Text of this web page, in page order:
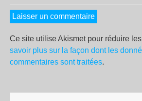
Ce site utilise Akismet pour réduire
savoir plus sur la façon dont les
commentaires sont traitées.